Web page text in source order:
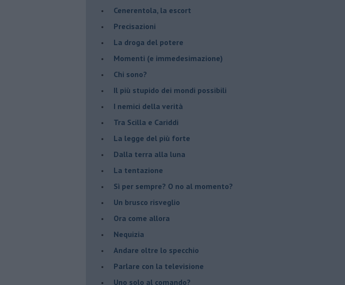
Cenerentola, la escort
Precisazioni
La droga del potere
Momenti (e immedesimazione)
Chi sono?
Il più stupido dei mondi possibili
I nemici della verità
Tra Scilla e Cariddi
La legge del più forte
Dalla terra alla luna
La tentazione
​Sì per sempre? O no al momento?
Un brusco risveglio
Ora come allora
Nequizia
Andare oltre lo specchio
Parlare con la televisione
Uno solo al comando?